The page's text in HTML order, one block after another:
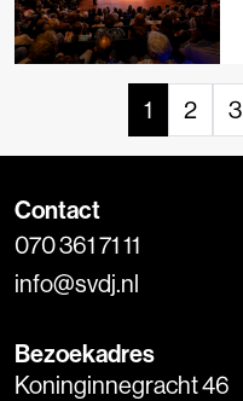
1 2 3
Contact
070 361 71 11
info@svdj.nl
Bezoekadres
Koninginnegracht 46